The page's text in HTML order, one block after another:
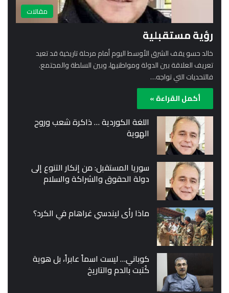
مقالات
رؤية مستقبلية
خالد حسو يقف الشرق الأوسط اليوم أمام مرحلة تاريخية قد تعيد
تعريف العلاقة بين الدولة ومواطنيها، وبين السلطة والمجتمع.
فالتحديات التي تواجه…
أكمل القراءة »
اللغة الكوردية … ذاكرة شعب وروح
الهوية
سوريا المستقبل: من إنكار التنوع إلى
دولة الحقوق والشراكة والسلام
ماذا رأى ليندسي غراهام في الكرد؟
كوباني… ليست اسماً عابراً، بل هوية
كُتبت بالدم والتاريخ